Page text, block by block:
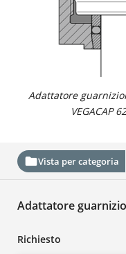
Adattatore
VEGACAP
Vista per categoria
Adattatore
Richiesto